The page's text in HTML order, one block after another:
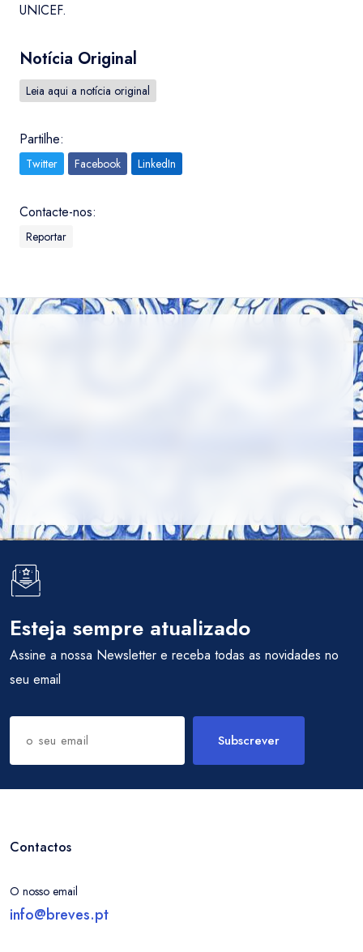
UNICEF.
Notícia Original
Leia aqui a notícia original
Partilhe:
Twitter Facebook LinkedIn
Contacte-nos:
Reportar
Esteja sempre atualizado
Assine a nossa Newsletter e receba todas as novidades no
seu email
Subscrever
Contactos
O nosso email
info@breves.pt